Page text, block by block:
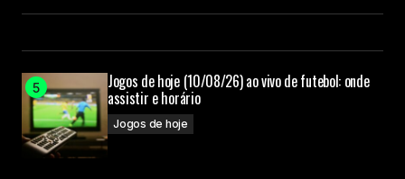
Jogos de hoje (10/08/26) ao vivo de futebol: onde
assistir e horário
Jogos de hoje